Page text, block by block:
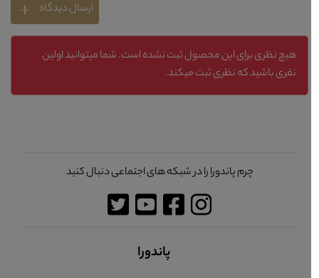
ارسال دیدگاه
هیچ نظری برای این محصول ثبت نشده است. شما میتوانید اولین
نفری باشید که نظری ثبت میکند.
چرم پاندورا را در شبکه های اجتماعی دنبال کنید
پاندورا